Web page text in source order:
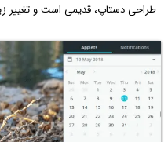
طراحی دستاپ، قدیمی است و تغییر